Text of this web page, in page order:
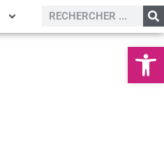
Ouvrir